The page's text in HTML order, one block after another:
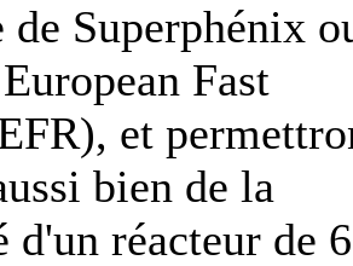
de Superphénix
Fast
et
bien de la
réacteur de